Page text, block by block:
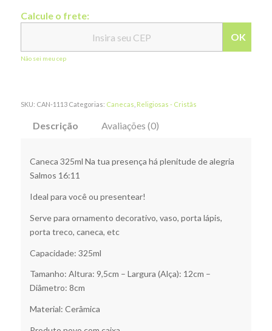
Calcule o frete:
OK
Não sei meu cep
SKU: CAN-1113 Categorias: Canecas Religiosas - Cristãs
Descrição Avaliações (0)
Caneca 325ml Na tua presença há plenitude de alegria
Salmos 16:11
Ideal para você ou presentear!
Serve para ornamento decorativo, vaso, porta lápis,
porta treco, caneca, etc
Capacidade: 325ml
Tamanho: Altura: 9,5cm – Largura (Alça): 12cm –
Diâmetro: 8cm
Material: Cerâmica